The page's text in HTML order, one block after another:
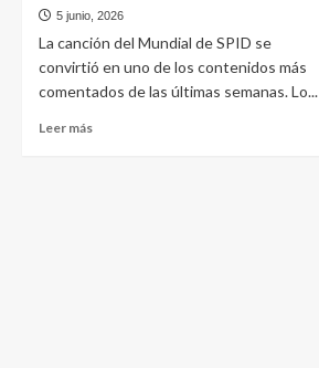
5 junio, 2026
La canción del Mundial de SPID se
convirtió en uno de los contenidos más
comentados de las últimas semanas. Lo...
Leer más